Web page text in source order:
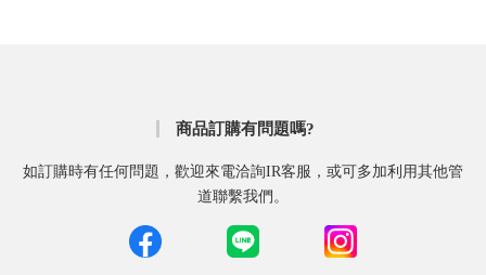
商品訂購有問題嗎?
如訂購時有任何問題，歡迎來電洽詢IR客服，或可多加利用其他管
道聯繫我們。